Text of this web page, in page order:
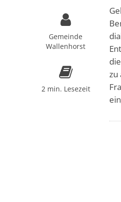
Gemeinde
Wallenhorst
2 min. Lesezeit
zu